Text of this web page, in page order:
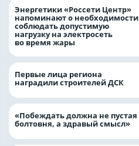
Энергетики «Россети Центр»
напоминают о необходимости
соблюдать допустимую
нагрузку на электросеть
во время жары
Первые лица региона
наградили строителей ДСК
«Побеждать должна не пустая
болтовня, а здравый смысл»